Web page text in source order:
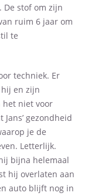
De stof om zijn
ruim 6 jaar om
te
techniek. Er
en zijn
het niet voor
gezondheid
je de
Letterlijk.
bijna helemaal
hij overlaten aan
auto blijft nog in